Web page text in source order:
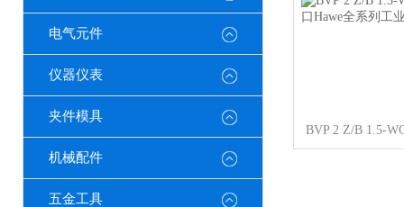
电气元件
仪器仪表
夹件模具
机械配件
五金工具